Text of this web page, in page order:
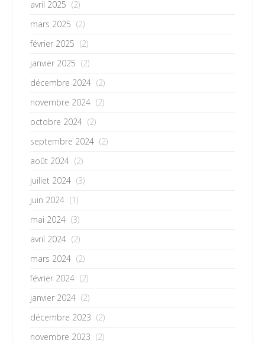
avril 2025 (2)
mars 2025 (2)
février 2025 (2)
janvier 2025 (2)
décembre 2024 (2)
novembre 2024 (2)
octobre 2024 (2)
septembre 2024 (2)
août 2024 (2)
juillet 2024 (3)
juin 2024 (1)
mai 2024 (3)
avril 2024 (2)
mars 2024 (2)
février 2024 (2)
janvier 2024 (2)
décembre 2023 (2)
novembre 2023 (2)